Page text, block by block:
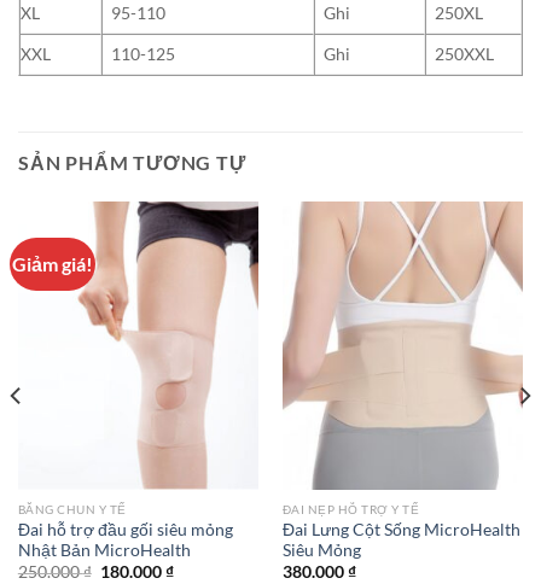
XL
95-110 Ghi
250XL
XXL
110-125 Ghi 250XXL
SẢN PHẨM TƯƠNG TỰ
Giảm giá!
BĂNG CHUN Y TẾ
Đai hỗ trợ đầu gối siêu mỏng
Nhật Bản MicroHealth
250.000₫ Giá
180.000₫Giá
ĐAI NẸP HỖ TRỢ Y TẾ
Đai Lưng Cột Sống MicroHealth
Siêu Mỏng
380.000₫